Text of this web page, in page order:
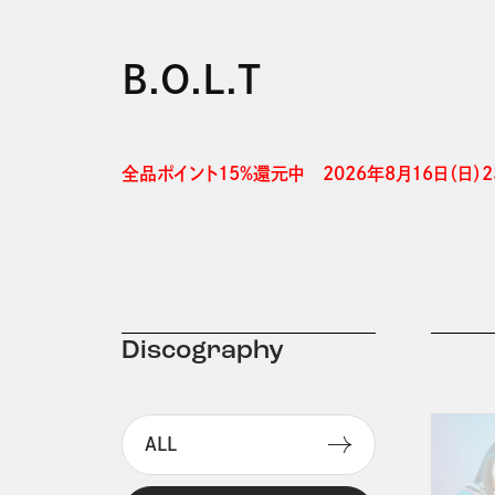
B.O.L.T
全品ポイント15%還元中　2026年8月16日（日
Discography
ALL